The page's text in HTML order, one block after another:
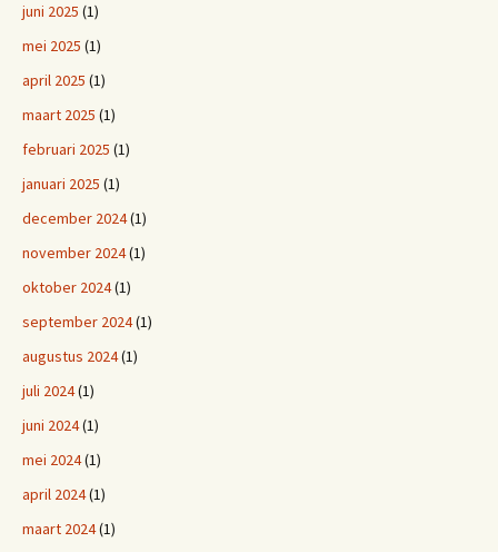
juni 2025 (1)
mei 2025 (1)
april 2025 (1)
maart 2025 (1)
februari 2025 (1)
januari 2025 (1)
december 2024(1)
november 2024(1)
oktober 2024(1)
september 2024(1)
augustus 2024(1)
juli 2024(1)
juni 2024(1)
mei 2024(1)
april 2024(1)
maart 2024(1)